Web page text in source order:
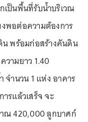
เป็นพื้นที่รับน้ำบริเวณ
พอต่อความต้องการ
พร้อมก่อสร้างคันดิน
ามยาว 1.40
จำนวน 1 แห่ง อาคาร
รแล้วเสร็จ จะ
ณ 420,000 ลูกบาศก์